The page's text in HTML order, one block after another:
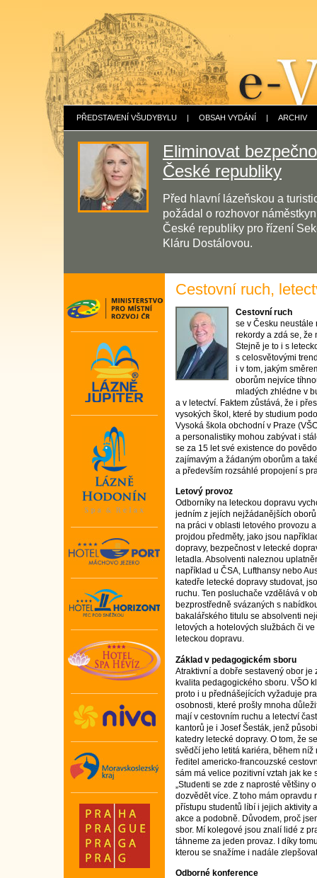
PŘEDSTAVENÍ VŠUDYBYLU | OBSAH VYDÁNÍ | ARCHIV
Eliminovat
České republiky
Před hlavní lázeňskou a
požádal o rozhovor
České republiky pro řízení
Kláru Dostálovou.
Cestovní ruch,
Cestovní ruch
se v Česku neustále
rekordy a zdá se, že
Stejně je to i s
s celosvětovými
i v tom, jakým
oborům nejvíce
mladých zhlédne v
a v letectví. Faktem zůstává, že i
vysokých škol, které by studium
Vysoká škola obchodní v Praze
a personalistiky mohou zabývat i
se za 15 let své existence do
zajímavým a žádaným oborům a
a především rozsáhlé propojení s
Letový provoz
Odborníky na leteckou dopravu
jedním z jejích nejžádanějších
na práci v oblasti letového provozu
projdou předměty, jako jsou
dopravy, bezpečnost v letecké
letadla. Absolventi naleznou
například u ČSA, Lufthansy nebo
katedře letecké dopravy studovat,
ruchu. Ten posluchače vzdělává v
bezprostředně svázaných s
bakalářského titulu se absolventi
letových a hotelových službách či
leteckou dopravu.
Základ v pedagogickém sboru
Atraktivní a dobře sestavený obor
kvalita pedagogického sboru. VŠO
proto i u přednášejících vyžaduje
osobnosti, které prošly mnoha
mají v cestovním ruchu a letectví
kantorů je i Josef Šesták, jenž
katedry letecké dopravy. O tom, že
svědčí jeho letitá kariéra, během
ředitel americko-francouzské
sám má velice pozitivní vztah jak ke
„Studenti se zde z naprosté
dozvědět více. Z toho mám opravdu
přístupu studentů líbí i jejich aktivity
akce a podobně. Důvodem, proč
sbor. Mí kolegové jsou znalí lidé z
táhneme za jeden provaz. I díky
kterou se snažíme i nadále
Odborné konference